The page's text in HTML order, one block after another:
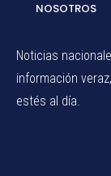
NOSOTROS
Noticias
información
estés al día.